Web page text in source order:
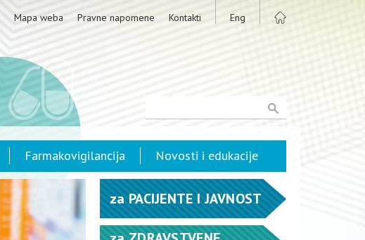
Mapa weba Pravne napomene Kontakti Eng
Farmakovigilancija Novosti i edukacije
za PACIJENTE I JAVNOST